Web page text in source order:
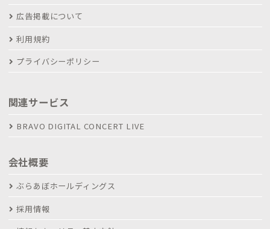
広告掲載について
利用規約
プライバシーポリシー
関連サービス
BRAVO DIGITAL CONCERT LIVE
会社概要
ぶらあぼホールディングス
採用情報